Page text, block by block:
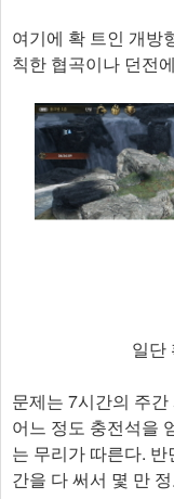
여기에 확 트인 개방
칙한 협곡이나 던전
일단
문제는 7시간의 주
어느 정도 충전석을
는 무리가 따른다.
간을 다 써서 몇 만